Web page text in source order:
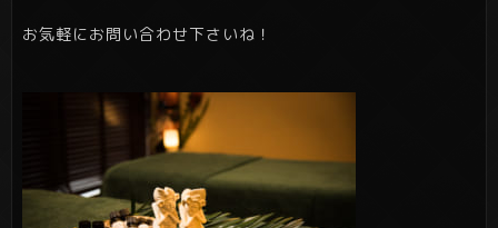
お気軽にお問い合わせ下さいね！